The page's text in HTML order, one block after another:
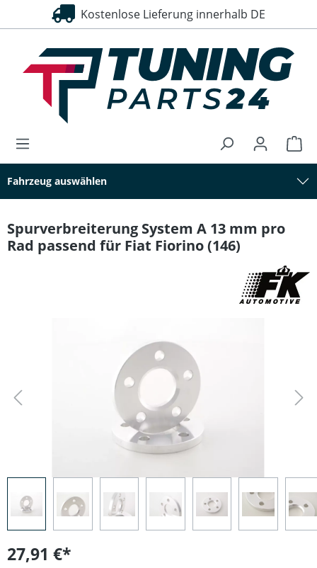
springen Kostenlose Lieferung innerhalb DE
Fahrzeug auswählen
Spurverbreiterung System A 13 mm pro
Rad passend für Fiat Fiorino (146)
27,91 €*